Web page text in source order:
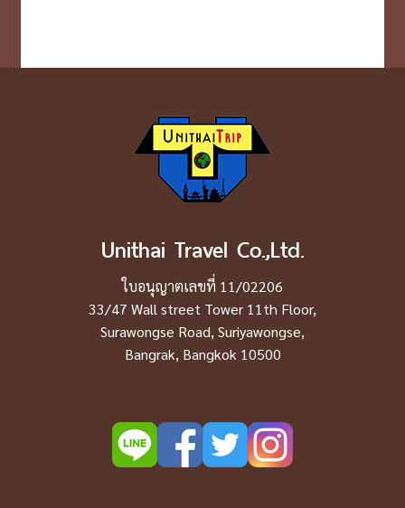
Unithai Travel Co.,Ltd.
ใบอนุญาตเลขที่ 11/02206
33/47 Wall street Tower 11th Floor,
Surawongse Road, Suriyawongse,
Bangrak, Bangkok 10500